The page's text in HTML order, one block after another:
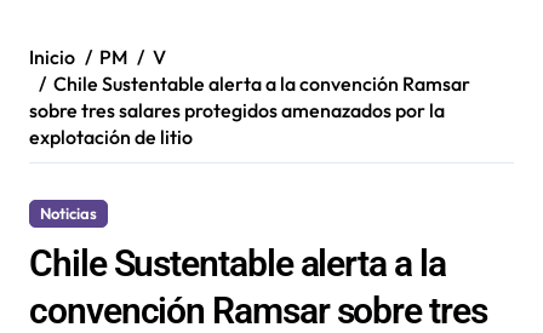
Inicio PM
V
Chile Sustentable alerta a la convención Ramsar
sobre tres salares protegidos amenazados por la
explotación de litio
Noticias
Chile Sustentable alerta a la
convención Ramsar sobre tres